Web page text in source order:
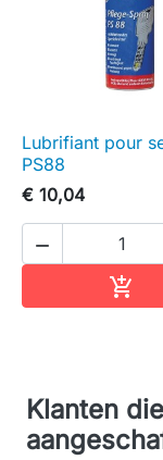
Lubrifiant pour
PS88
€ 10,04


Klanten